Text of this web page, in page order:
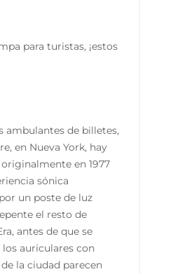
para turistas, ¡estos
ambulantes de billetes,
en Nueva York, hay
en 1977
sónica
un poste de luz
el resto de
antes de que se
auriculares con
la ciudad parecen